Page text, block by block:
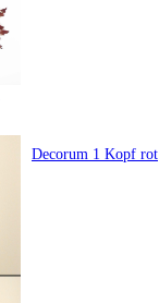
Decorum 1 Kopf rot